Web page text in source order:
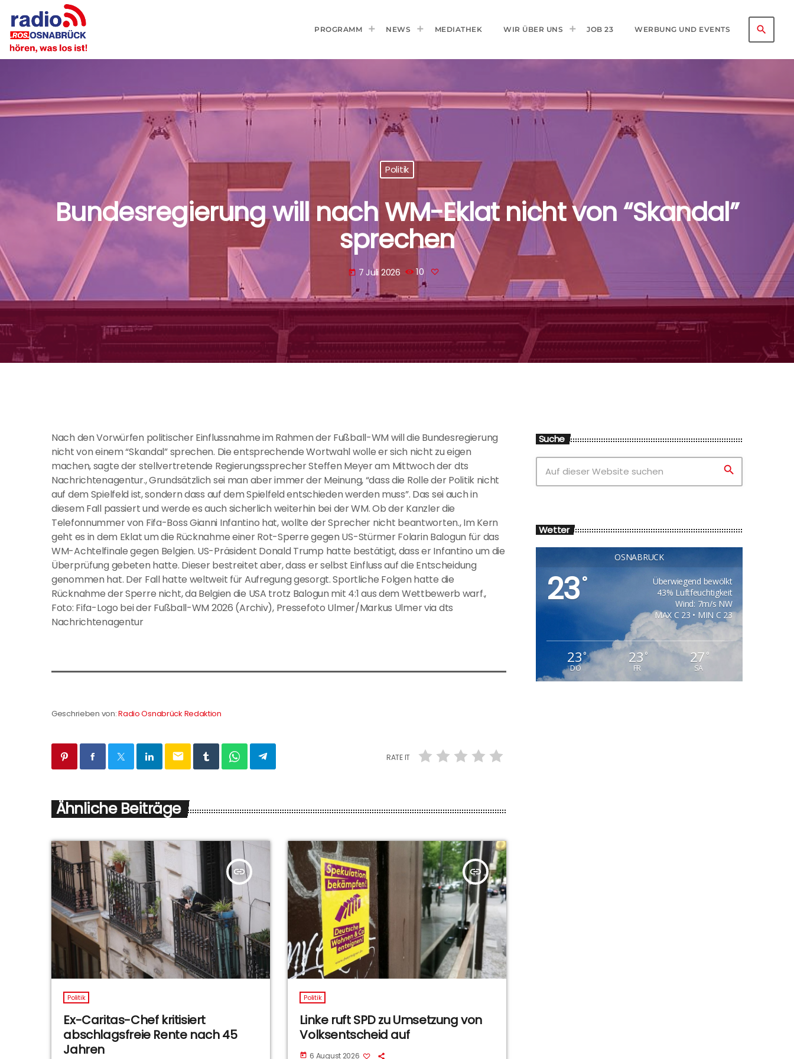
PROGRAMM NEWS MEDIATHEK WIR ÜBER UNS JOB 23 WERBUNG UND EVENTS search
Politik
Bundesregierung will nach WM-Eklat nicht von “Skandal”
sprechen
today 7 Juli 2026 10
Nach den Vorwürfen politischer Einflussnahme im Rahmen der Fußball-WM will die Bundesregierung
nicht von einem “Skandal” sprechen. Die entsprechende Wortwahl wolle er sich nicht zu eigen
machen, sagte der stellvertretende Regierungssprecher Steffen Meyer am Mittwoch der dts
Nachrichtenagentur., Grundsätzlich sei man aber immer der Meinung, “dass die Rolle der Politik nicht
auf dem Spielfeld ist, sondern dass auf dem Spielfeld entschieden werden muss”. Das sei auch in
diesem Fall passiert und werde es auch sicherlich weiterhin bei der WM. Ob der Kanzler die
Telefonnummer von Fifa-Boss Gianni Infantino hat, wollte der Sprecher nicht beantworten., Im Kern
geht es in dem Eklat um die Rücknahme einer Rot-Sperre gegen US-Stürmer Folarin Balogun für das
WM-Achtelfinale gegen Belgien. US-Präsident Donald Trump hatte bestätigt, dass er Infantino um die
Überprüfung gebeten hatte. Dieser bestreitet aber, dass er selbst Einfluss auf die Entscheidung
genommen hat. Der Fall hatte weltweit für Aufregung gesorgt. Sportliche Folgen hatte die
Rücknahme der Sperre nicht, da Belgien die USA trotz Balogun mit 4:1 aus dem Wettbewerb warf.,
Foto: Fifa-Logo bei der Fußball-WM 2026 (Archiv), Pressefoto Ulmer/Markus Ulmer via dts
Nachrichtenagentur
Geschrieben von:Radio Osnabrück Redaktion
email RATE IT
Ähnliche Beiträge
insert_link
Politik
Ex-Caritas-Chef kritisiert
abschlagsfreie Rente nach 45
Jahren
insert_link
Politik
Linke ruft SPD zu Umsetzung von
Volksentscheid auf
today 6 August 2026
Suche
search
Wetter
OSNABRÜCK
23°
Überwiegend bewölkt
43% Luftfeuchtigkeit
Wind: 7m/s NW
MAX C 23 • MIN C 23
23°
DO
23 °
FR
27 °
SA